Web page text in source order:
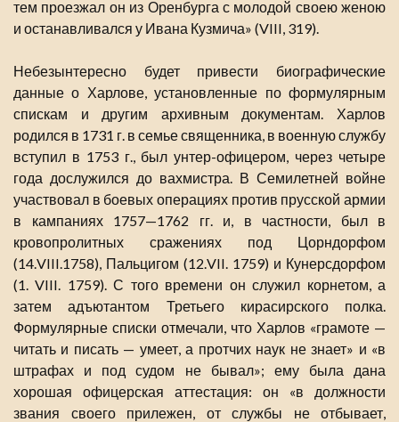
тем проезжал он из Оренбурга с молодой своею женою
и останавливался у Ивана Кузмича» (VIII, 319).
Небезынтересно будет привести биографические
данные о Харлове, установленные по формулярным
спискам и другим архивным документам. Харлов
родился в 1731 г. в семье священника, в военную службу
вступил в 1753 г., был унтер-офицером, через четыре
года дослужился до вахмистра. В Семилетней войне
участвовал в боевых операциях против прусской армии
в кампаниях 1757—1762 гг. и, в частности, был в
кровопролитных сражениях под Цорндорфом
(14.VIII.1758), Пальцигом (12.VII. 1759) и Кунерсдорфом
(1. VIII. 1759). С того времени он служил корнетом, а
затем адъютантом Третьего кирасирского полка.
Формулярные списки отмечали, что Харлов «грамоте —
читать и писать — умеет, а протчих наук не знает» и «в
штрафах и под судом не бывал»; ему была дана
хорошая офицерская аттестация: он «в должности
звания своего прилежен, от службы не отбывает,